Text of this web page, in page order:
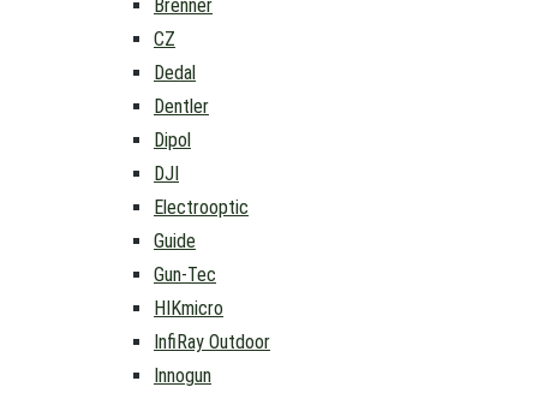
Brenner
CZ
Dedal
Dentler
Dipol
DJI
Electrooptic
Guide
Gun-Tec
HIKmicro
InfiRay Outdoor
Innogun